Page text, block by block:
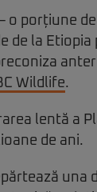
o porțiune
de la
Wildlife.
lentă a
de ani.
una